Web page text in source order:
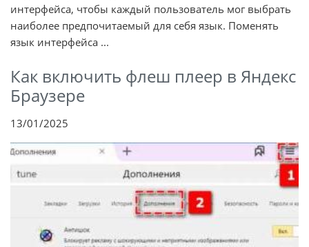
интерфейса, чтобы каждый пользователь мог выбрать
наиболее предпочитаемый для себя язык. Поменять
язык интерфейса ...
Как включить флеш плеер в Яндекс
Браузере
13/01/2025